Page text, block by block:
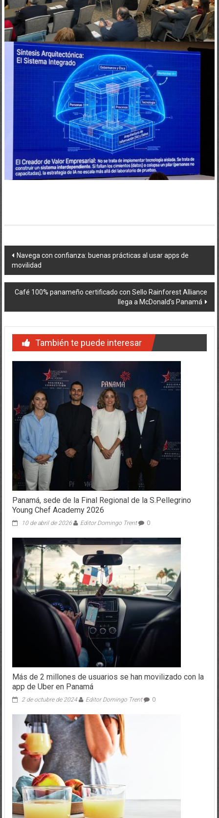
Navegación
de
entradas
Navega con confianza: buenas prácticas al usar apps de
movilidad
Café 100% panameño certificado con Sello Rainforest Alliance
llega a McDonald’s Panamá
También te puede interesar
Panamá, sede de la Final Regional de la S.Pellegrino
Young Chef Academy 2026
10 de abril de 2026 Editor Domingo Trent 0
Más de 2 millones de usuarios se han movilizado con la
app de Uber en Panamá
2 de octubre de 2024 Editor Domingo Trent 0